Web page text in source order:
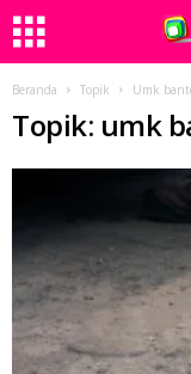
Beranda Topik Umk
Topik: umk